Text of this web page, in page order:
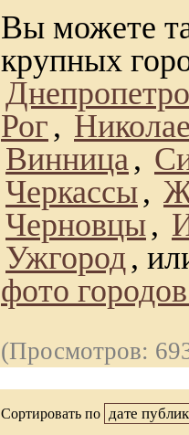
Вы можете
крупных
Рог ,
Винница,
Черкассы,
Черновцы,
Ужгород,
фото
(Просмотров:
Сортировать по